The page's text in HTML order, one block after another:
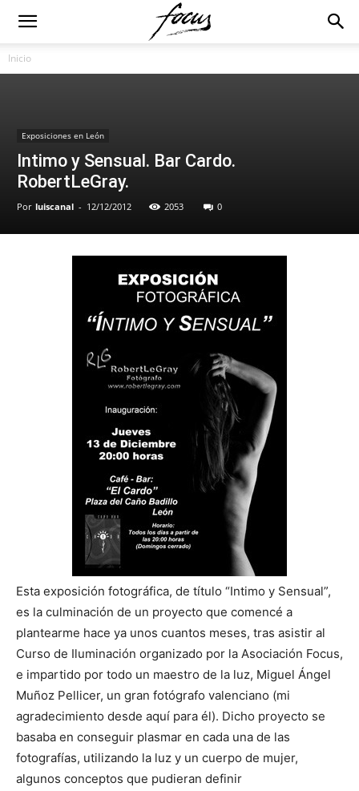
Inicio
Exposiciones en León
Intimo y Sensual. Bar Cardo.
RobertLeGray.
Por luiscanal - 12/12/2012 2053 0
Esta exposición fotográfica, de título “Intimo y Sensual”,
es la culminación de un proyecto que comencé a
plantearme hace ya unos cuantos meses, tras asistir al
Curso de Iluminación organizado por la Asociación Focus,
e impartido por todo un maestro de la luz, Miguel Ángel
Muñoz Pellicer, un gran fotógrafo valenciano (mi
agradecimiento desde aquí para él). Dicho proyecto se
basaba en conseguir plasmar en cada una de las
fotografías, utilizando la luz y un cuerpo de mujer,
algunos conceptos que pudieran definir